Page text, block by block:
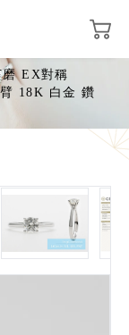
EX對稱
18K 白金 鑽